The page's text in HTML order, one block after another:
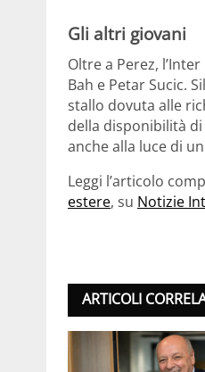
Gli altri giovani
Oltre a Perez,
Bah e Petar Sucic.
stallo dovuta alle
della disponibilità
anche alla luce di
Leggi l’articolo
estere, su Notizie
ARTICOLI